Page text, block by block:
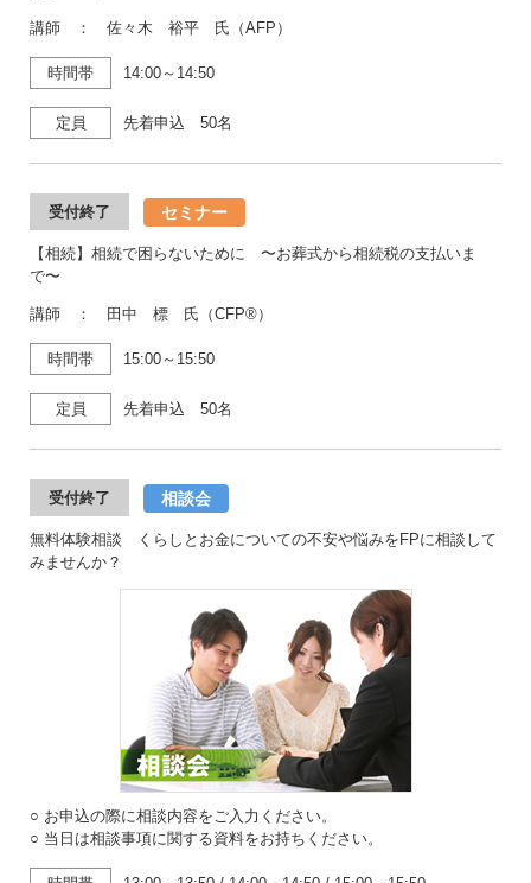
講師 ： 佐々木 裕平 氏（AFP）
時間帯 14:00～14:50
定員 先着申込 50名
受付終了 セミナー
【相続】相続で困らないために 〜お葬式から相続税の支払いま
で〜
講師 ： 田中 標 氏（CFP®）
時間帯 15:00～15:50
定員 先着申込 50名
受付終了 相談会
無料体験相談 くらしとお金についての不安や悩みをFPに相談して
みませんか？
○ お申込の際に相談内容をご入力ください。
○ 当日は相談事項に関する資料をお持ちください。